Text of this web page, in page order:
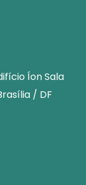
Íon Sala
/ DF